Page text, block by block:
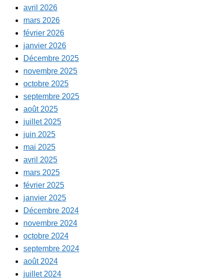
avril 2026
mars 2026
février 2026
janvier 2026
Décembre 2025
novembre 2025
octobre 2025
septembre 2025
août 2025
juillet 2025
juin 2025
mai 2025
avril 2025
mars 2025
février 2025
janvier 2025
Décembre 2024
novembre 2024
octobre 2024
septembre 2024
août 2024
juillet 2024